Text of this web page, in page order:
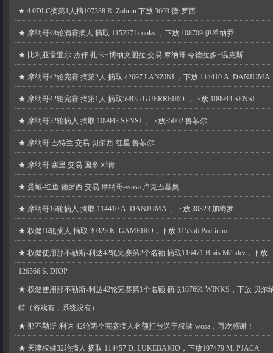
★ 4.0DLC摘第1人摘107338 R. Zobnin 下放 3603 德·罗西
★ 摩纳哥48轮满赛摘人 摘取 115227 brooks ，下放 108709 伊希纳乔
★ 比利亚雷亚尔-杰仔 扎卡+博纳文图拉 交易 摩纳哥 夸德拉多+温克斯
★ 摩纳哥42轮完赛 摘第2人 摘取 42697 LANZINI ，下放 114410 A. DANJUMA
★ 摩纳哥42轮完赛 摘第1人 摘取59835 GUERREIRO ，下放 109943 SENSI
★ 摩纳哥32轮摘人 摘取 109943 SENSI ，下放35002 鲁菲尔
★ 摩纳哥 巴特兰 交易 切尔西-红星 鲁菲尔
★ 摩纳哥 塞里 交易 国米 邓肯
★ 曼城-红鱼 德罗西 交易 摩纳哥-wosa 卢克巴基奥
★ 摩纳哥16轮摘人 摘取 114410 A. DANJUMA ，下放 30323 加梅罗
★ 权健16轮摘人 摘取 30323 K. GAMEIRO，下放 115356 Pedrinho
★ 权健使用那不勒斯-利达42轮完赛第2个名额 摘取116471 Brais Méndez，下放
126566 S. DIOP
★ 权健使用那不勒斯-利达42轮完赛第1个名额 摘取107691 WINKS，下放 贝尔
特（游戏有，系统没有）
★ 那不勒斯-利达 42轮两个完赛摘人名额打包送于权健-wosa，再次感谢！
★ 天津权健32轮摘人 摘取 114457 D. LUKEBAKIO，下放107479 M. PJACA